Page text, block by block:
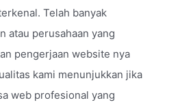
Telah banyak
atau perusahaan yang
pengerjaan website nya
kami menunjukkan jika
web profesional yang